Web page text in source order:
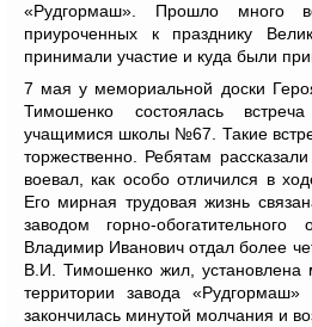
«Рудгормаш». Прошло много
приуроченных к празднику
принимали участие и куда были
7 мая у мемориальной доски
Тимошенко состоялась
учащимися школы №67. Такие
торжественно. Ребятам
воевал, как особо отличился в
Его мирная трудовая жизнь
заводом горно-обогатительного
Владимир Иванович отдал более
В.И. Тимошенко жил, установлена
территории завода
закончилась минутой молчания и